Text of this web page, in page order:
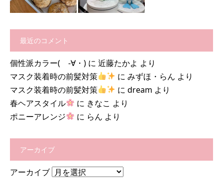
最近のコメント
個性派カラー( -∀・) に 近藤たかよ より
マスク装着時の前髪対策
にみずほ・らん より
マスク装着時の前髪対策
にdream より
春ヘアスタイル
に きなこ より
ポニーアレンジ
に らん より
アーカイブ
アーカイブ